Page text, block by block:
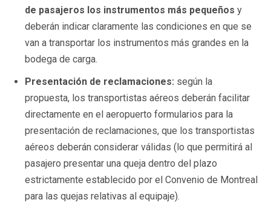
de pasajeros los instrumentos más pequeños y
deberán indicar claramente las condiciones en que se
van a transportar los instrumentos más grandes en la
bodega de carga.
Presentación de reclamaciones: según la
propuesta, los transportistas aéreos deberán facilitar
directamente en el aeropuerto formularios para la
presentación de reclamaciones, que los transportistas
aéreos deberán considerar válidas (lo que permitirá al
pasajero presentar una queja dentro del plazo
estrictamente establecido por el Convenio de Montreal
para las quejas relativas al equipaje).